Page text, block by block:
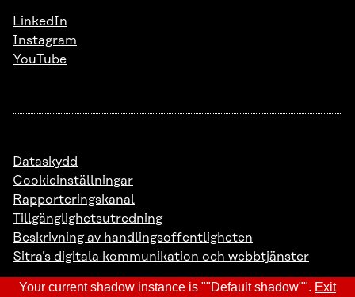
LinkedIn
Instagram
YouTube
Dataskydd
Cookieinställningar
Rapporteringskanal
Tillgänglighetsutredning
Beskrivning av handlingsoffentligheten
Sitra’s digitala kommunikation och webbtjänster
Your current shadow instance is ""Default shadow"". Exit